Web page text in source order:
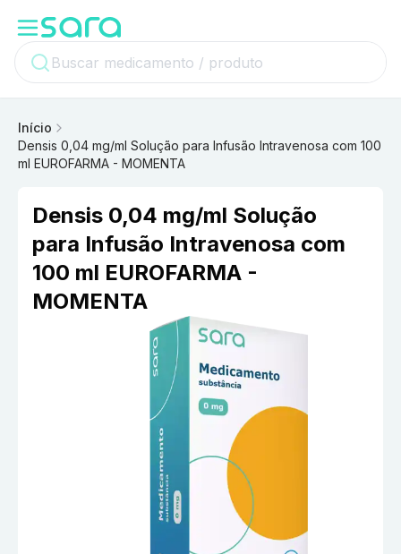
Início
Densis 0,04 mg/ml Solução para Infusão Intravenosa com 100
ml EUROFARMA - MOMENTA
Densis 0,04 mg/ml Solução
para Infusão Intravenosa com
100 ml EUROFARMA -
MOMENTA